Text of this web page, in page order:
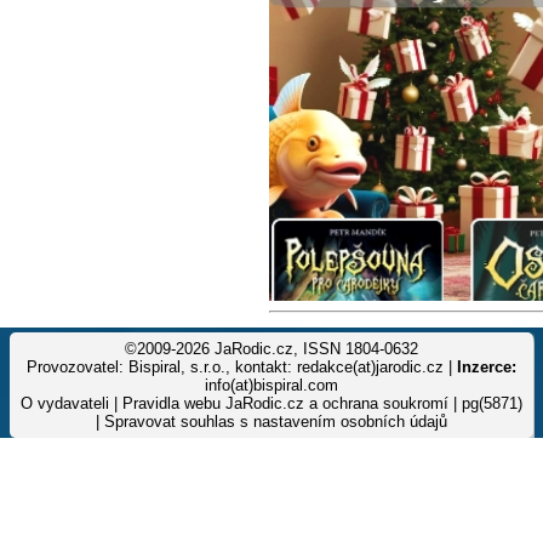
©2009-2026 JaRodic.cz, ISSN 1804-0632
Provozovatel: Bispiral, s.r.o., kontakt: redakce(at)jarodic.cz |
Inzerce:
info(at)bispiral.com
O vydavateli
Pravidla webu JaRodic.cz a ochrana soukromí | pg(5871)
Spravovat souhlas s nastavením osobních údajů